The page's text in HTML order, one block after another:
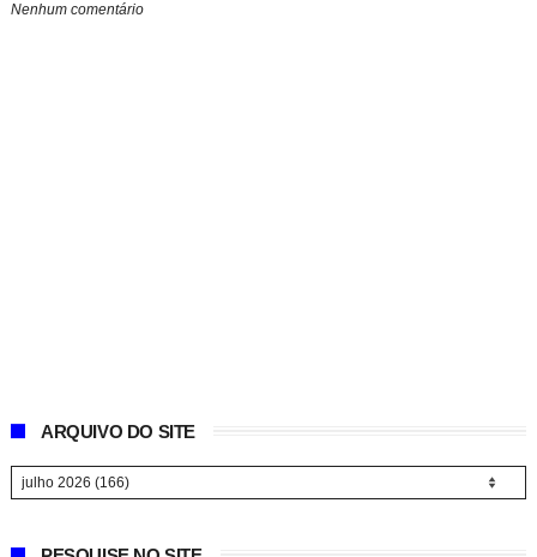
Nenhum comentário
ARQUIVO DO SITE